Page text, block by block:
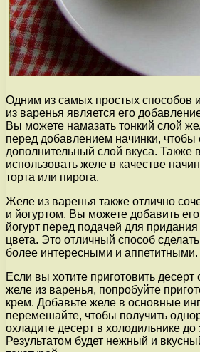
Одним из самых простых способов
из варенья является его
Вы можете намазать тонкий слой
перед добавлением начинки, чтобы
дополнительный слой вкуса. Также
использовать желе в качестве
торта или пирога.
Желе из варенья также отлично
и йогуртом. Вы можете добавить
йогурт перед подачей для придания
цвета. Это отличный способ
более интересными и аппетитными.
Если вы хотите приготовить десерт
желе из варенья, попробуйте
крем. Добавьте желе в основные
перемешайте, чтобы получить
охладите десерт в холодильнике до
Результатом будет нежный и